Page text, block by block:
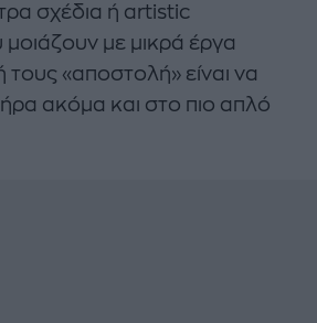
σχέδια ή artistic
μοιάζουν με μικρά έργα
τους «αποστολή» είναι να
ακόμα και στο πιο απλό